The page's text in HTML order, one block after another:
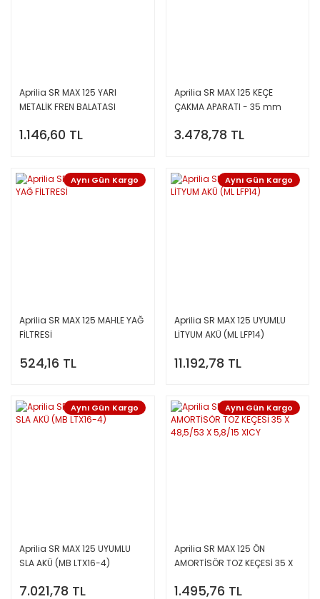
Aprilia SR MAX 125 YARI
METALİK FREN BALATASI
1.146,60 TL
Aprilia SR MAX 125 KEÇE
ÇAKMA APARATI - 35 mm
3.478,78 TL
Aynı Gün Kargo
Aprilia SR MAX 125 MAHLE YAĞ
FİLTRESİ
524,16 TL
Aynı Gün Kargo
Aprilia SR MAX 125 UYUMLU
LİTYUM AKÜ (ML LFP14)
11.192,78 TL
Aynı Gün Kargo
Aprilia SR MAX 125 UYUMLU
SLA AKÜ (MB LTX16-4)
7.021,78 TL
Aynı Gün Kargo
Aprilia SR MAX 125 ÖN
AMORTİSÖR TOZ KEÇESİ 35 X
1.495,76 TL